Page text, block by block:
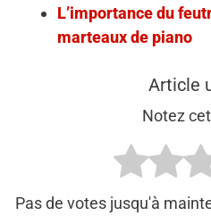
L’importance du
marteaux de piano
Article
Notez
Pas de votes jusqu'à